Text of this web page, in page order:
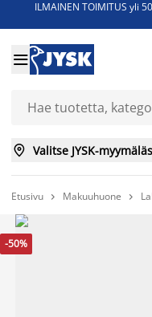
ILMAINEN TOIMITUS yli

 Valitse JYSK-
Etusivu  Makuuhuone 
-50%